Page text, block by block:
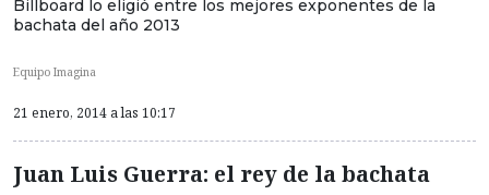
Billboard lo eligió entre los mejores exponentes de la
bachata del año 2013
Equipo Imagina
21 enero, 2014 a las 10:17
Juan Luis Guerra: el rey de la bachata